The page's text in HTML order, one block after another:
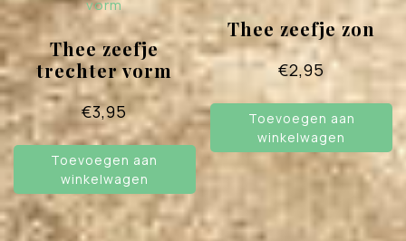
Thee zeefje
trechter vorm
€3,95
Toevoegen aan
winkelwagen
Thee zeefje zon
€2,95
Toevoegen aan
winkelwagen